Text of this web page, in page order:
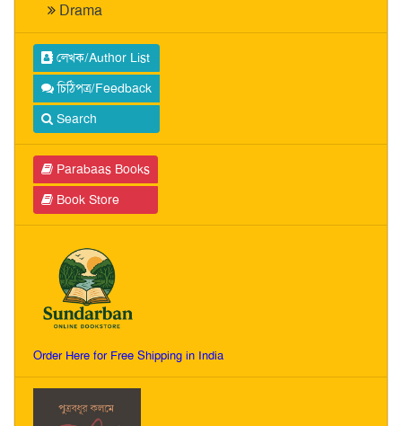
Drama
লেখক/Author List
চিঠিপত্র/Feedback
Search
Parabaas Books
Book Store
Order Here for Free Shipping in India